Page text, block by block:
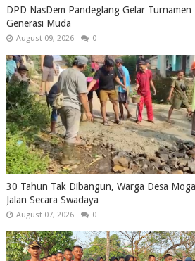
DPD NasDem Pandeglang Gelar
Generasi Muda
August 09, 2026 0
30 Tahun Tak Dibangun, Warga Desa
Jalan Secara Swadaya
August 07, 2026 0